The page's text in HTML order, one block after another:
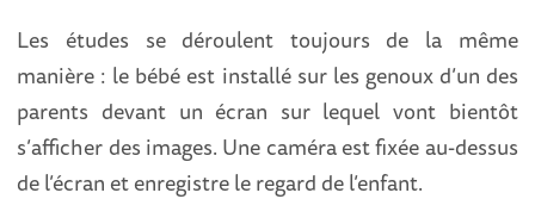
Les études se déroulent toujours de la même
manière : le bébé est installé sur les genoux d’un des
parents devant un écran sur lequel vont bientôt
s’afficher des images. Une caméra est fixée au-dessus
de l’écran et enregistre le regard de l’enfant.